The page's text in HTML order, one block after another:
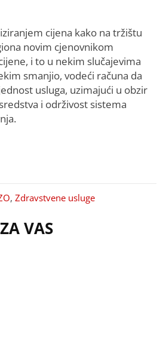
cijena kako na tržištu
novim cjenovnikom
i to u nekim slučajevima
smanjio, vodeći računa da
usluga, uzimajući u obzir
i održivost sistema
,Zdravstvene usluge
VAS